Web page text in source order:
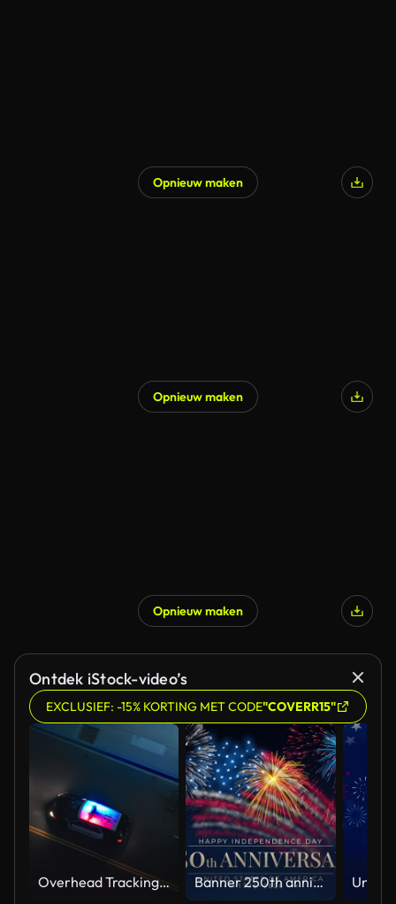
Opnieuw maken
Opnieuw maken
Opnieuw maken
Ontdek iStock-video’s
EXCLUSIEF: -15% KORTING MET CODE"COVERR15"
Overhead Tracking Drone Shot of a Police Car Driving on a City Street with Lights On at Night Banner 250th anniversary of the USA. 250 years of independence. 4th of july 2026 usa independence day, video greeting card. US flag fireworks on blue sky background. Fourth of july. 4k seamless loop